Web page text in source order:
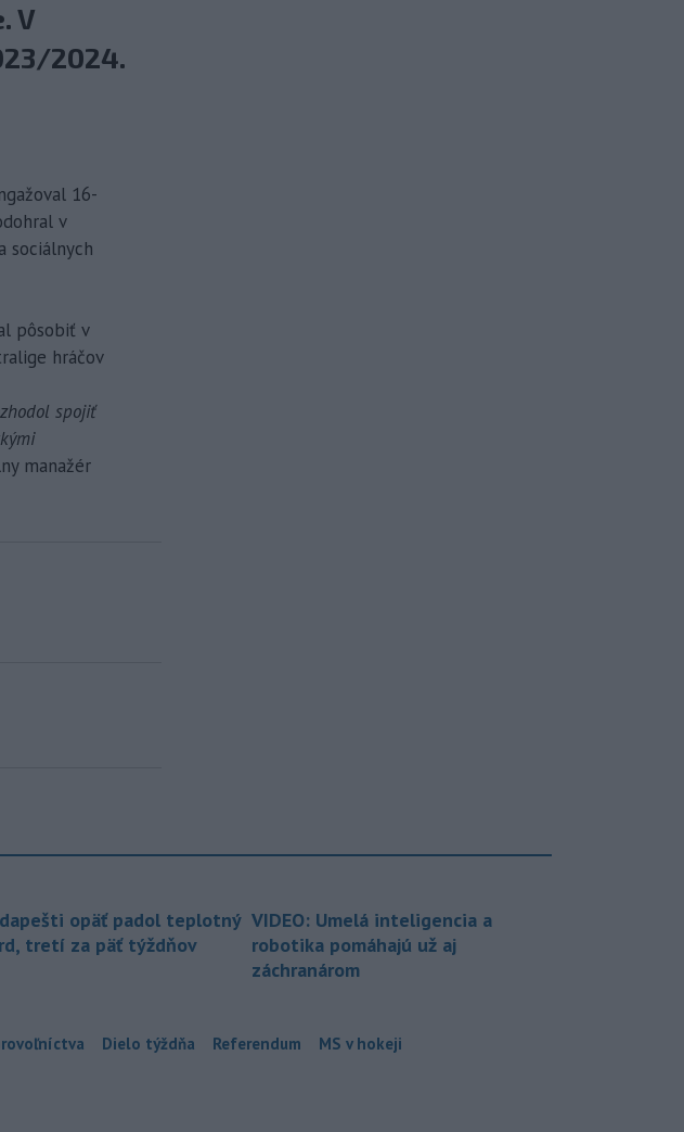
V
2024.
16-
v
sociálnych
pôsobiť v
hráčov
spojiť
manažér
opäť padol teplotný
tretí za päť týždňov
VIDEO: Umelá inteligencia a
robotika pomáhajú už aj
záchranárom
Dielo týždňa Referendum MS v hokeji